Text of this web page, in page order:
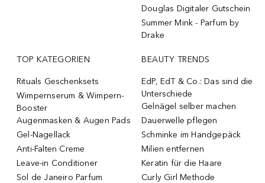
Douglas Digitaler Gutschein
Summer Mink - Parfum by
Drake
TOP KATEGORIEN
Rituals Geschenksets
Wimpernserum & Wimpern-
Booster
Augenmasken & Augen Pads
Gel-Nagellack
Anti-Falten Creme
Leave-in Conditioner
Sol de Janeiro Parfum
BEAUTY TRENDS
EdP, EdT & Co.: Das sind die
Unterschiede
Gelnägel selber machen
Dauerwelle pflegen
Schminke im Handgepäck
Milien entfernen
Keratin für die Haare
Curly Girl Methode